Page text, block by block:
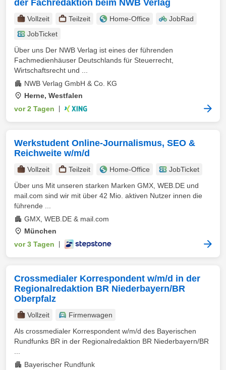
der Fachredaktion beim NWB Verlag
Vollzeit Teilzeit Home-Office
JobRad
JobTicket
Über uns Der NWB Verlag ist eines der führenden
Fachmedienhäuser Deutschlands für Steuerrecht,
Wirtschaftsrecht und ...
NWB Verlag GmbH & Co. KG
Herne, Westfalen
vor 2 Tagen
Werkstudent Online-Journalismus, SEO &
Reichweite w/m/d
Vollzeit Teilzeit Home-Office
JobTicket
Über uns Mit unseren starken Marken GMX, WEB.DE und
mail.com sind wir mit über 42 Mio. aktiven Nutzer innen die
führende ...
GMX, WEB.DE & mail.com
München
vor 3 Tagen
Crossmedialer Korrespondent w/m/d in der
Regionalredaktion BR Niederbayern/BR
Oberpfalz
Vollzeit
Firmenwagen
Als crossmedialer Korrespondent w⁠/⁠m⁠/⁠d des Bayerischen
Rundfunks BR in der Regionalredaktion BR Niederbayern/BR
Bayerischer Rundfunk